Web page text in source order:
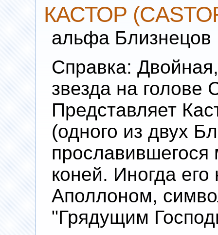
КАСТОР
альфа Близнецов
Справка:
звезда на голове
Представляет
(одного из двух
прославившегося
коней. Иногда
Аполлоном,
"Грядущим